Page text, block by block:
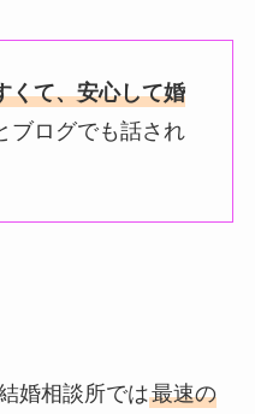
くて、安心して婚
ブログでも話され
婚相談所では最速の